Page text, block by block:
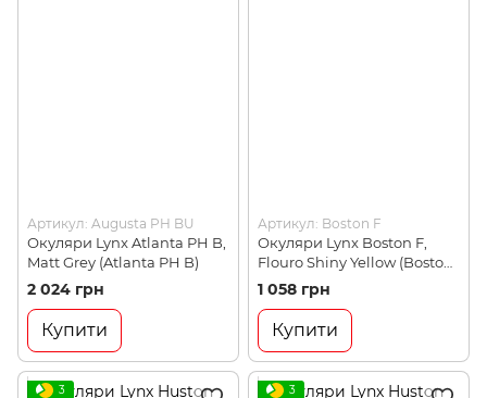
Артикул: Augusta PH BU
Окуляри Lynx Atlanta PH B,
Matt Grey (Atlanta PH B)
2 024 грн
Купити
Артикул: Boston F
Окуляри Lynx Boston F,
Flouro Shiny Yellow (Boston
F)
1 058 грн
Купити
3
3